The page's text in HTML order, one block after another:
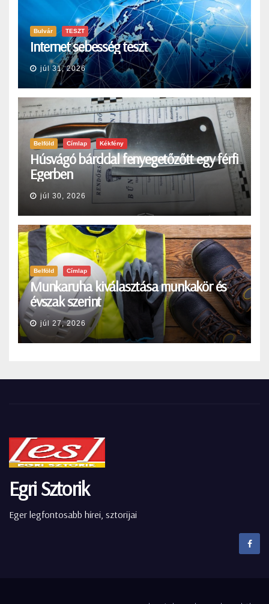
Bulvár TESZT
Internet sebesség teszt
júl 31, 2026
Belföld Címlap Kékfény
Húsvágó bárddal fenyegetőzőtt egy férfi
Egerben
júl 30, 2026
Belföld Címlap
Munkaruha kiválasztása munkakör és
évszak szerint
júl 27, 2026
Egri Sztorik
Eger legfontosabb hírei, sztorijai